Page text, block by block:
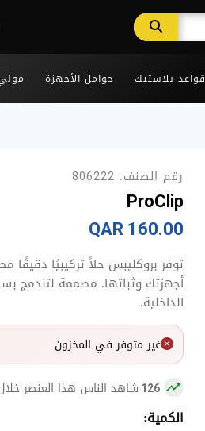
قواعد بلاستيك حوامل الأجهزة
رقم الصنف: 806222
ProClip
160.00 QAR
توفر بروكليبس حلاً تركيبيًا
أجهزتك وثباتها. مصممة لتندمج
الداخلية.
غير متوفر في المخزون
126 شاهد الناس هذا العنصر
الكمية: